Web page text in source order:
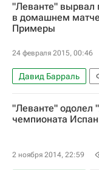
Гранада
Рубен
"Леванте" вырвал
в домашнем матче
Примеры
24 февраля 2015, 00:46
Давид Барраль
Чемпионат
Гранада
"Леванте" одолел
чемпионата
2 ноября 2014, 22:59